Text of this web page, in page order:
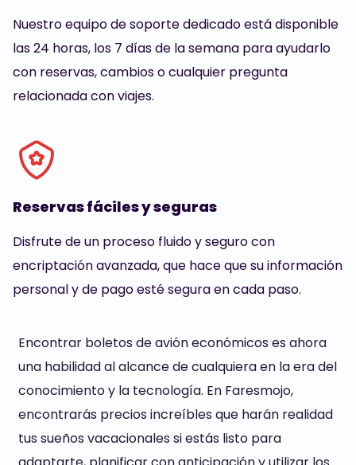
Nuestro equipo de soporte dedicado está disponible
las 24 horas, los 7 días de la semana para ayudarlo
con reservas, cambios o cualquier pregunta
relacionada con viajes.
Reservas fáciles y seguras
Disfrute de un proceso fluido y seguro con
encriptación avanzada, que hace que su información
personal y de pago esté segura en cada paso.
Encontrar boletos de avión económicos es ahora
una habilidad al alcance de cualquiera en la era del
conocimiento y la tecnología. En Faresmojo,
encontrarás precios increíbles que harán realidad
tus sueños vacacionales si estás listo para